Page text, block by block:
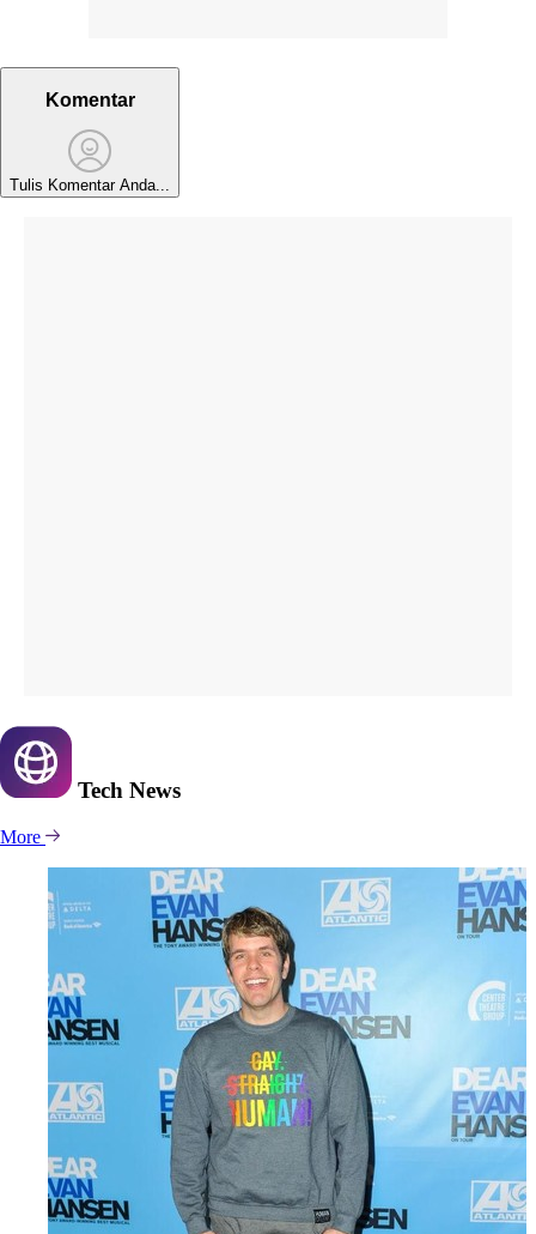
Komentar
Tulis Komentar Anda...
Tech News
More